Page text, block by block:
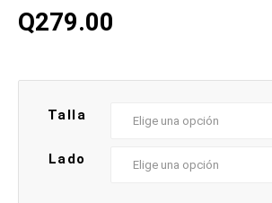
Q279.00
Talla
Lado